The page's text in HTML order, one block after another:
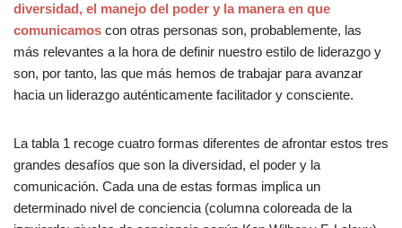
diversidad, el manejo del poder y la manera en que
comunicamos con otras personas son, probablemente, las
más relevantes a la hora de definir nuestro estilo de liderazgo y
son, por tanto, las que más hemos de trabajar para avanzar
hacia un liderazgo auténticamente facilitador y consciente.
La tabla 1 recoge cuatro formas diferentes de afrontar estos tres
grandes desafíos que son la diversidad, el poder y la
comunicación. Cada una de estas formas implica un
determinado nivel de conciencia (columna coloreada de la